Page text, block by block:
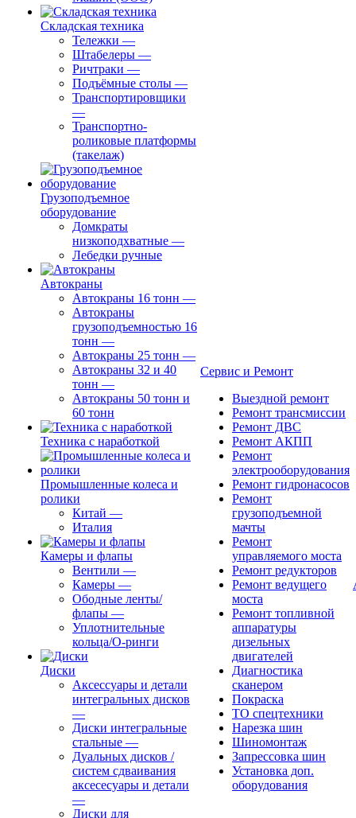
Складская техника
Тележки —
Штабелеры —
Ричтраки —
Подъёмные столы —
Транспортировщики
—
Транспортно-
роликовые платформы
(такелаж)
Грузоподъемное
оборудование
Домкраты
низкоподхватные —
Лебедки ручные
Автокраны
Автокраны 16 тонн —
Автокраны
грузоподъемностью 16
тонн —
Автокраны 25 тонн —
Автокраны 32 и 40
тонн —
Автокраны 50 тонн и
60 тонн
Техника с наработкой
Промышленные колеса и
ролики
Китай —
Италия
Камеры и флапы
Вентили —
Камеры —
Ободные ленты/
флапы —
Уплотнительные
кольца/О-ринги
Диски
Аксессуары и детали
интегральных дисков
—
Диски интегральные
стальные —
Дуальных дисков /
систем сдваивания
аксесесуары и детали
—
Диски для
Сервис и Ремонт
Выездной ремонт
Ремонт трансмиссии
Ремонт ДВС
Ремонт АКПП
Ремонт
электрооборудования
Ремонт гидронасосов
Ремонт
грузоподъемной
мачты
Ремонт
управляемого моста
Ремонт редукторов
Ремонт ведущего
моста
Ремонт топливной
аппаратуры
дизельных
двигателей
Диагностика
сканером
Покраска
ТО спецтехники
Нарезка шин
Шиномонтаж
Запрессовка шин
Установка доп.
оборудования